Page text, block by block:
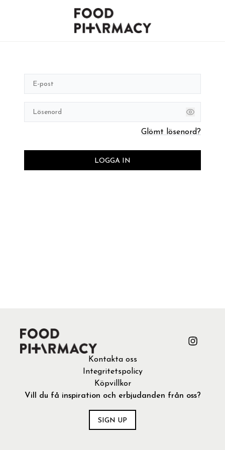
Glömt lösenord?
LOGGA IN
Kontakta oss
Integritetspolicy
Köpvillkor
Vill du få inspiration och erbjudanden från oss?
SIGN UP